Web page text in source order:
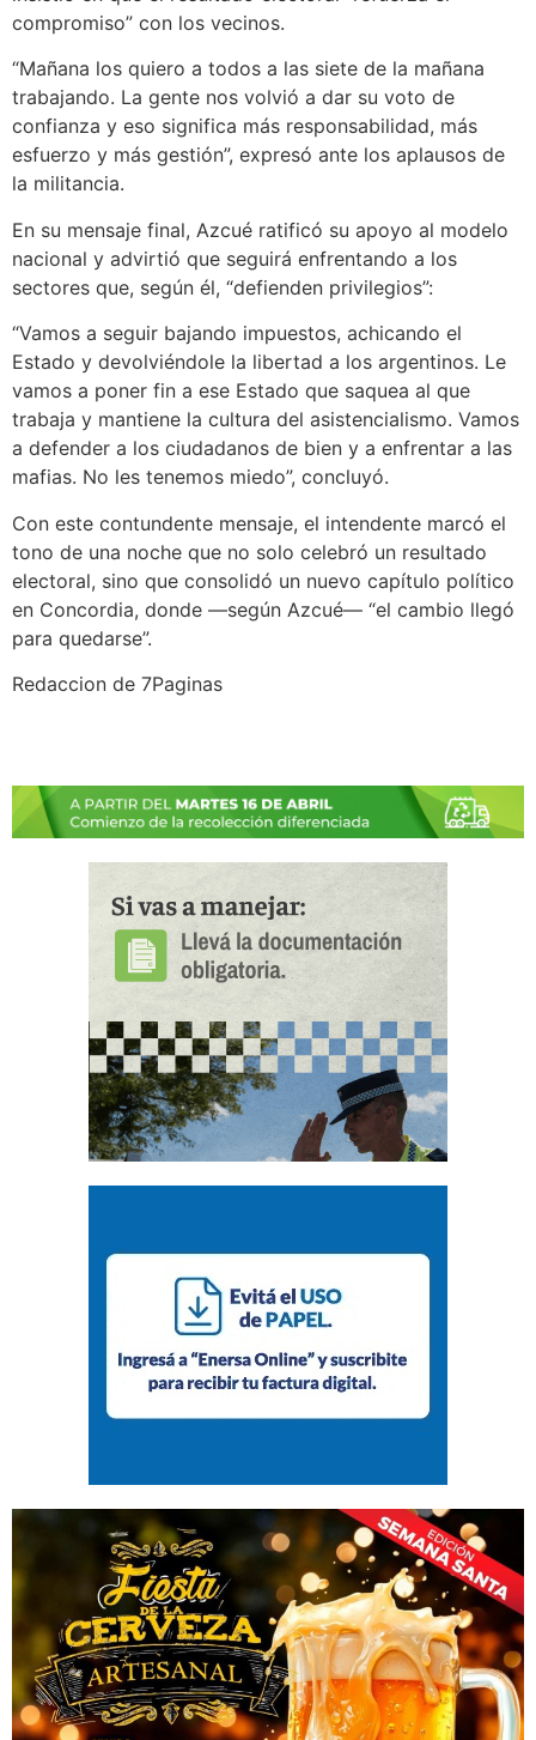
compromiso” con los vecinos.
“Mañana los quiero a todos a las siete de la mañana
trabajando. La gente nos volvió a dar su voto de
confianza y eso significa más responsabilidad, más
esfuerzo y más gestión”, expresó ante los aplausos de
la militancia.
En su mensaje final, Azcué ratificó su apoyo al modelo
nacional y advirtió que seguirá enfrentando a los
sectores que, según él, “defienden privilegios”:
“Vamos a seguir bajando impuestos, achicando el
Estado y devolviéndole la libertad a los argentinos. Le
vamos a poner fin a ese Estado que saquea al que
trabaja y mantiene la cultura del asistencialismo. Vamos
a defender a los ciudadanos de bien y a enfrentar a las
mafias. No les tenemos miedo”, concluyó.
Con este contundente mensaje, el intendente marcó el
tono de una noche que no solo celebró un resultado
electoral, sino que consolidó un nuevo capítulo político
en Concordia, donde —según Azcué— “el cambio llegó
para quedarse”.
Redaccion de 7Paginas